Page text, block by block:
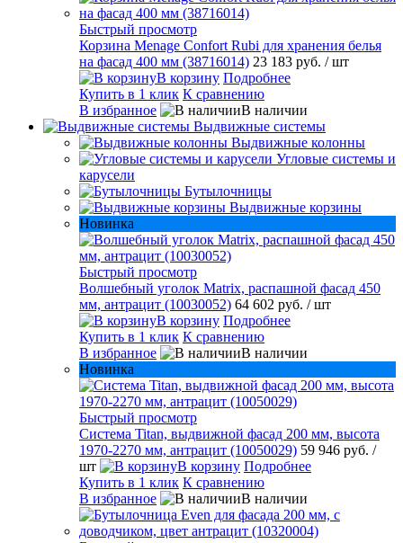
Быстрый просмотр
Корзина Menage Confort Rubi для хранения белья
на фасад 400 мм (38716014) 23 183 руб. / шт
В корзину Подробнее
Купить в 1 клик К сравнению
В избранное
В наличии
Выдвижные системы
Выдвижные колонны
Угловые системы и
карусели
Бутылочницы
Выдвижные корзины
Новинка
Быстрый просмотр
Волшебный уголок Matrix, распашной фасад 450
мм, антрацит (10030052) 64 602 руб. / шт
В корзину Подробнее
Купить в 1 клик К сравнению
В избранное
В наличии
Новинка
Быстрый просмотр
Система Titan, выдвижной фасад 200 мм, высота
1970-2270 мм, антрацит (10050029) 59 946 руб. /
шт
В корзину Подробнее
Купить в 1 клик К сравнению
В избранное
В наличии